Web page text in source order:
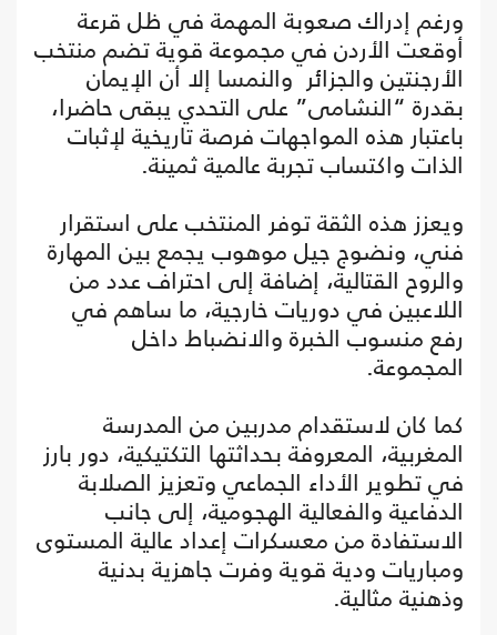
ورغم إدراك صعوبة المهمة في ظل قرعة
أوقعت الأردن في مجموعة قوية تضم منتخب
الأرجنتين والجزائر والنمسا إلا أن الإيمان
بقدرة “النشامى” على التحدي يبقى حاضرا،
باعتبار هذه المواجهات فرصة تاريخية لإثبات
الذات واكتساب تجربة عالمية ثمينة.
ويعزز هذه الثقة توفر المنتخب على استقرار
فني، ونضوج جيل موهوب يجمع بين المهارة
والروح القتالية، إضافة إلى احتراف عدد من
اللاعبين في دوريات خارجية، ما ساهم في
رفع منسوب الخبرة والانضباط داخل
المجموعة.
كما كان لاستقدام مدربين من المدرسة
المغربية، المعروفة بحداثتها التكتيكية، دور بارز
في تطوير الأداء الجماعي وتعزيز الصلابة
الدفاعية والفعالية الهجومية، إلى جانب
الاستفادة من معسكرات إعداد عالية المستوى
ومباريات ودية قوية وفرت جاهزية بدنية
وذهنية مثالية.